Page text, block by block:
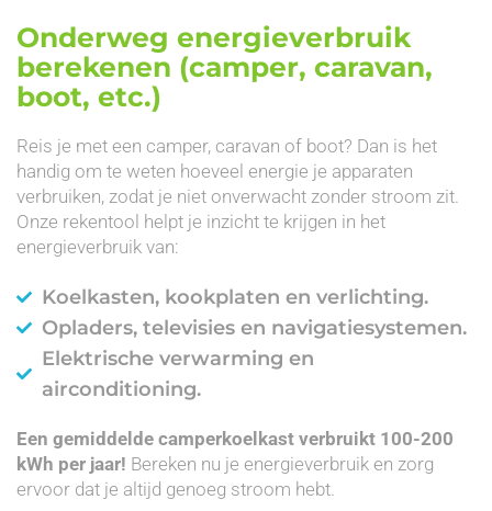
Onderweg energieverbruik
berekenen (camper, caravan,
boot, etc.)
Reis je met een camper, caravan of boot? Dan is het
handig om te weten hoeveel energie je apparaten
verbruiken, zodat je niet onverwacht zonder stroom zit.
Onze rekentool helpt je inzicht te krijgen in het
energieverbruik van:
Koelkasten, kookplaten en verlichting.
Opladers, televisies en navigatiesystemen.
Elektrische verwarming en
airconditioning.
Een gemiddelde camperkoelkast verbruikt 100-200
kWh per jaar! Bereken nu je energieverbruik en zorg
ervoor dat je altijd genoeg stroom hebt.